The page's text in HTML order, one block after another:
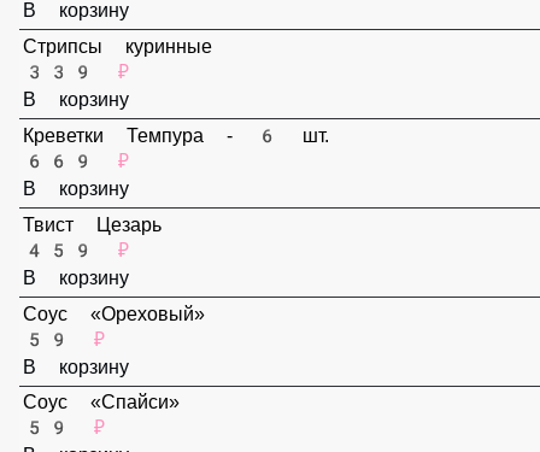
Наггетсы - 6 шт.
299 ₽
В корзину
Стрипсы куринные
339 ₽
В корзину
Креветки Темпура - 6 шт.
669 ₽
В корзину
Твист Цезарь
459 ₽
В корзину